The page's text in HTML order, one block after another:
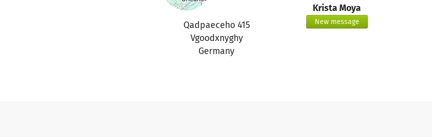
Qadpaeceho 415
Vgoodxnyghy
Germany
Krista Moya
New message